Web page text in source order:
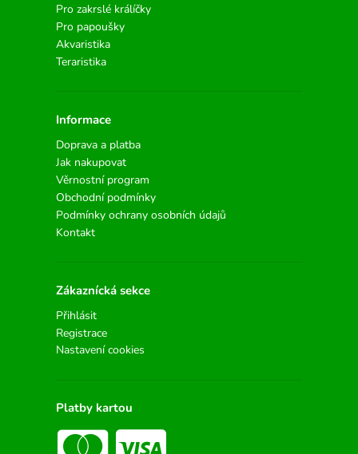
Pro zakrslé králíčky
Pro papoušky
Akvaristika
Teraristika
Informace
Doprava a platba
Jak nakupovat
Věrnostní program
Obchodní podmínky
Podmínky ochrany osobních údajů
Kontakt
Zákaznícká sekce
Přihlásit
Registrace
Nastavení cookies
Platby kartou